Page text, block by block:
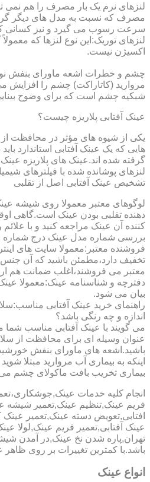
لنزهای نرم یک بار مصرف را هم نمی
مصرف که نسبت به مدل های دیگر گران
سرعت رسوب می گیرد و نیز کسانی که
لنزهای توریک:این نوع لنزها که
اکسیژن نیست.
مروارید (کاتاراکت) چشم را
شبکیه چشم است که برای وضوح
عینک آفتابی پلاریزه چیست؟
یکی از شیوه های مؤثر در محافظت از
گرفته شده اند.عینک های پلاریزه
لنزهای پوشانده شده با فیلترهای
تشخیص عینک آفتابی اصل از تقلبی
لوگوهای معتبر معمولا روی شیشه
دهنده تقلبی بودن عینک است.گاهی
کننده آن عینک مراجعه کنید و با
بررسی شماره مدل عینک درج شماره
فروشنده معتبر:معمولا سایت های
تخفیف دارد،مطمئن باشید که آن
معتبر می فروشند،اغلب ضمانت هم
دفترچه و شناسنامه عینک:معمولا
بیان می شود.
راهنمای خرید عینک آفتابی
اندازه و چه رنگی باشد؟
می گویند با عینک آفتابی مناسب شما
عنوان وسیله ای برای محافظت از
باشید.اشعه های ماورای بنفش
اینکه به بیماری آب مروارید مبتلا
بیماری تخریب بافت ماکولای چشم می
انجام کلیه خدمات
فریم عینک,تنظیم عینک,تعمیر شیشه
افتابی,تعویض دسته عینک,تعمیر
عینک آفتابی,تعمیر فریم عینک,لولا
تهران,پاره شدن نخ عینک,در آمدن
باشد.با کمترین تغییرات بر روی
انواع عینک